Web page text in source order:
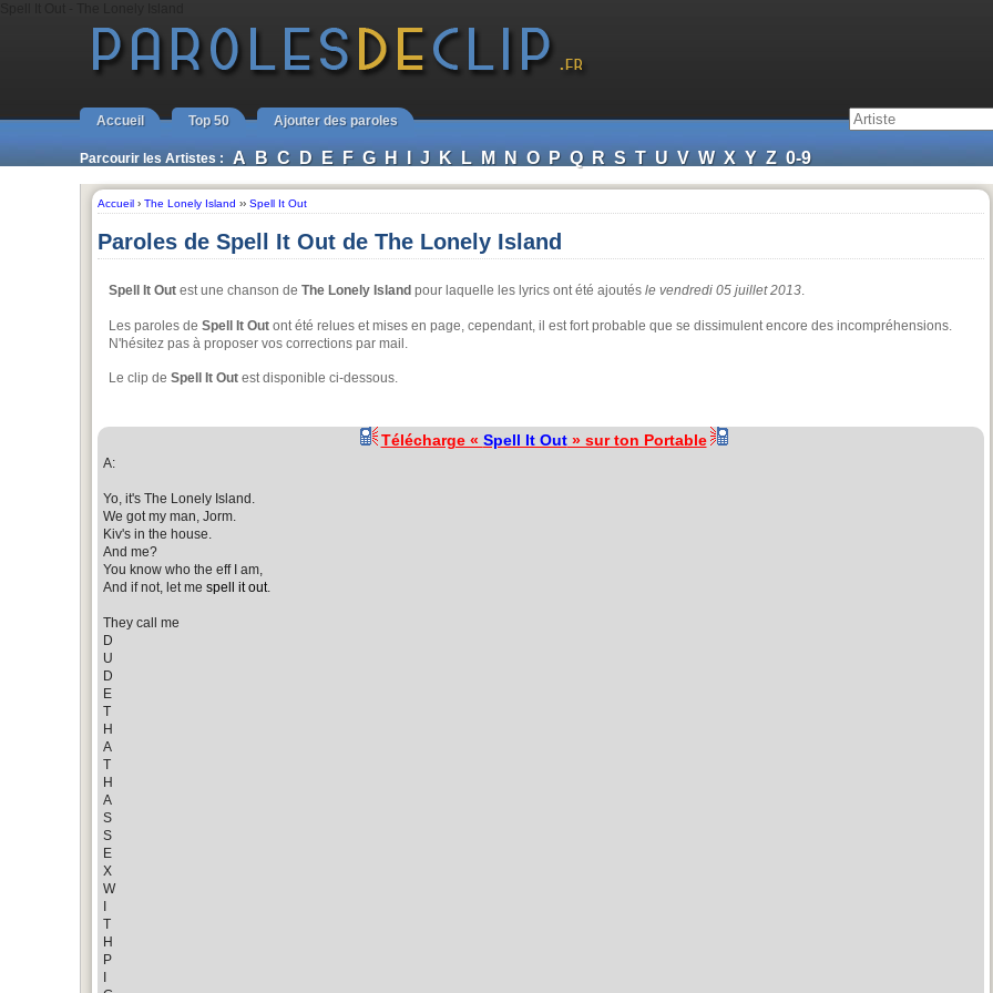
Accueil Top 50 Ajouter des paroles
Parcourir les Artistes : A B C D E F G H I J K L M N O P Q R S T U V W X Y Z 0-9
Accueil › The Lonely Island ›› Spell It Out
Paroles de Spell It Out de The Lonely Island
Spell It Out est une chanson de The Lonely Island pour laquelle les lyrics ont été ajoutés le vendredi 05 juillet 2013.
Les paroles de Spell It Out ont été relues et mises en page, cependant, il est fort probable que se dissimulent encore des incompréhensions.
N'hésitez pas à proposer vos corrections par mail.
Le clip de Spell It Out est disponible ci-dessous.
Télécharge « Spell It Out» sur ton Portable
A:
Yo, it's The Lonely Island.
We got my man, Jorm.
Kiv's in the house.
And me?
You know who the eff I am,
And if not, let me spell it out
They call me
D
U
D
E
T
H
A
T
H
A
S
S
E
X
W
I
T
H
P
I